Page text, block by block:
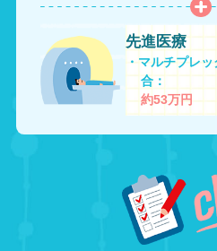
30代から急激に増加、
かる
治療には手術、放射線、薬
ますが、治療後の妊娠や出産に影
日頃から乳房のしこりやひきつれ
物などのセルフチェックを心がけ